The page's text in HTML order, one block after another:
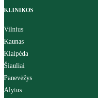
KLINIKOS
Vilnius
Kaunas
Klaipėda
Šiauliai
Panevėžys
Alytus